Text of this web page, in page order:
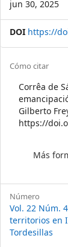
jun 30, 2025
DOI https://
Article
Details
Cómo citar
Corrêa de
Gilberto
https://
Más
Número
Vol. 22 Núm.
territorios en
Tordesillas